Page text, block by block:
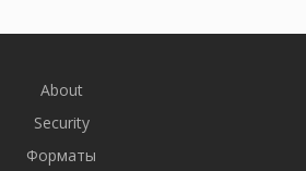
About
Security
Форматы